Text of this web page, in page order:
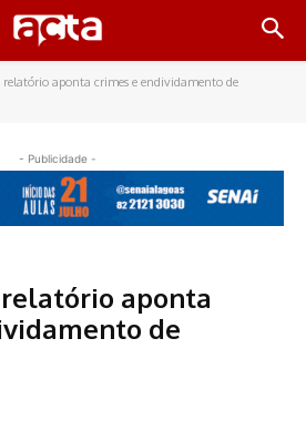
relatório aponta crimes e endividamento de
- Publicidade -
relatório aponta
de